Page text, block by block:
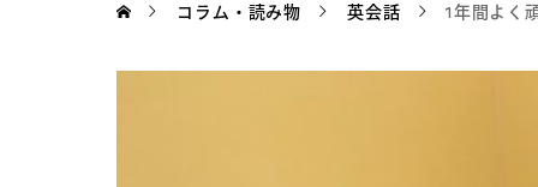
コラム・読み物 英会話 1年間よく